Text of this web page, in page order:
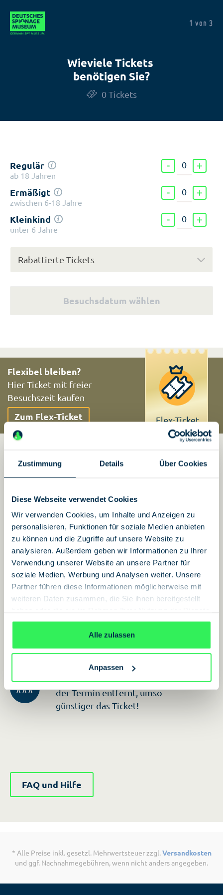
Zustimmung Details Über Cookies
Diese Webseite verwendet Cookies
Wir verwenden Cookies, um Inhalte und Anzeigen zu
personalisieren, Funktionen für soziale Medien anbieten
zu können und die Zugriffe auf unsere Website zu
analysieren. Außerdem geben wir Informationen zu Ihrer
Verwendung unserer Website an unsere Partner für
soziale Medien, Werbung und Analysen weiter. Unsere
Partner führen diese Informationen möglicherweise mit
weiteren Daten zusammen, die Sie ihnen bereitgestellt
gesammelt haben.Datenschutzerklärung
Alle zulassen
Anpassen
1 von 3
Wieviele Tickets
benötigen Sie?
0 Tickets
Flexibel bleiben?
Hier Ticket mit freier
Besuchszeit kaufen
Zum Flex-Ticket Flex-Ticket
Über unsere Preise
ermöglichen, ist der Eintritt in die Ausstellung
nur mit einem Zeitfensterticket möglich.
Jeder Gast (auch Kleinkinder) benötigt ein
Mobile- oder print@home-Ticket, um die
Ausstellung zu betreten. Unser System steuert
die Auslastung dynamisch, in dem es
automatisch weniger beliebte Termine zu
günstigeren Preisen anbietet.
Online buchen lohnt sich: Online
Ort!
Früh buchen lohnt sich: Je weiter
der Termin entfernt, umso
günstiger das Ticket!
FAQ und Hilfe
Regulär
ab 18 Jahren
Ermäßigt
zwischen 6-18 Jahre
Kleinkind
unter 6 Jahre
Rabattierte Tickets
Besuchsdatum wählen
* Alle Preise inkl. gesetzl. Mehrwertsteuer zzgl.Versandkosten
und ggf. Nachnahmegebühren, wenn nicht anders angegeben.